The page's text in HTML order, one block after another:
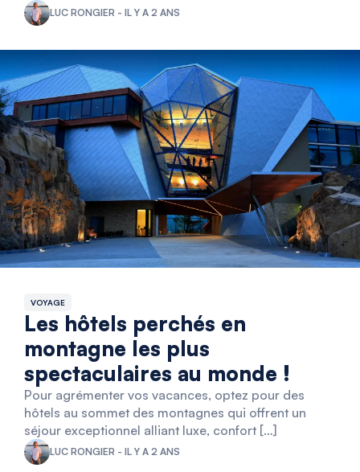
LUC RONGIER - IL Y A 2 ANS
VOYAGE
Les hôtels perchés en
montagne les plus
spectaculaires au monde !
Pour agrémenter vos vacances, optez pour des
hôtels au sommet des montagnes qui offrent un
séjour exceptionnel alliant luxe, confort […]
LUC RONGIER - IL Y A 2 ANS